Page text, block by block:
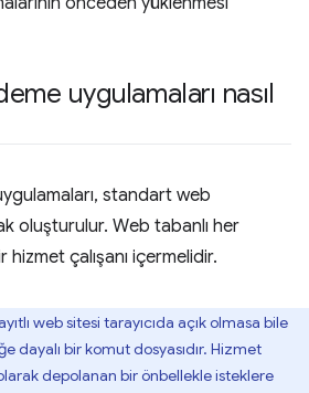
uygulamaları nasıl
standart web
oluşturulur. Web tabanlı her
hizmet çalışanı içermelidir.
web sitesi tarayıcıda açık olmasa bile
dayalı bir komut dosyasıdır. Hizmet
depolanan bir önbellekle isteklere